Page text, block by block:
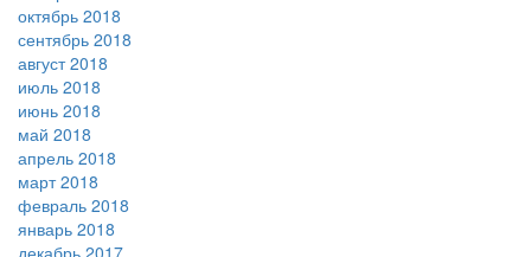
октябрь 2018
сентябрь 2018
август 2018
июль 2018
июнь 2018
май 2018
апрель 2018
март 2018
февраль 2018
январь 2018